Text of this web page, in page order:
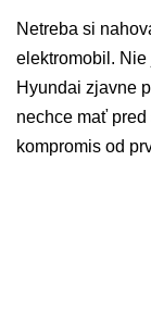
Netreba si
elektromobil. Nie
Hyundai zjavne
nechce mať
kompromis od